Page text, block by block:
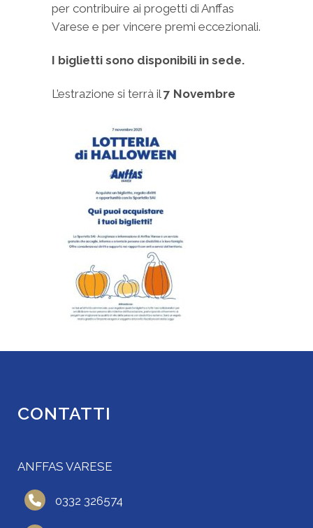
per contribuire ai progetti di Anffas
Varese e per vincere premi eccezionali.
I biglietti sono disponibili in sede.
L’estrazione si terrà il 7 Novembre
CONTATTI
ANFFAS VARESE
0332 326574